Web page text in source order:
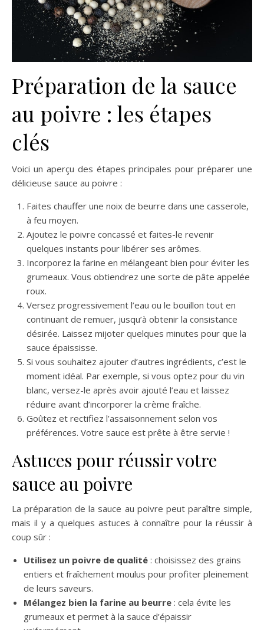
Préparation de la sauce
au poivre : les étapes
clés
Voici un aperçu des étapes principales pour préparer une
délicieuse sauce au poivre :
Faites chauffer une noix de beurre dans une casserole,
à feu moyen.
Ajoutez le poivre concassé et faites-le revenir
quelques instants pour libérer ses arômes.
Incorporez la farine en mélangeant bien pour éviter les
grumeaux. Vous obtiendrez une sorte de pâte appelée
roux.
Versez progressivement l’eau ou le bouillon tout en
continuant de remuer, jusqu’à obtenir la consistance
désirée. Laissez mijoter quelques minutes pour que la
sauce épaississe.
Si vous souhaitez ajouter d’autres ingrédients, c’est le
moment idéal. Par exemple, si vous optez pour du vin
blanc, versez-le après avoir ajouté l’eau et laissez
réduire avant d’incorporer la crème fraîche.
Goûtez et rectifiez l’assaisonnement selon vos
préférences. Votre sauce est prête à être servie !
Astuces pour réussir votre
sauce au poivre
La préparation de la sauce au poivre peut paraître simple,
mais il y a quelques astuces à connaître pour la réussir à
coup sûr :
Utilisez un poivre de qualité : choisissez des grains
entiers et fraîchement moulus pour profiter pleinement
de leurs saveurs.
Mélangez bien la farine au beurre : cela évite les
grumeaux et permet à la sauce d’épaissir